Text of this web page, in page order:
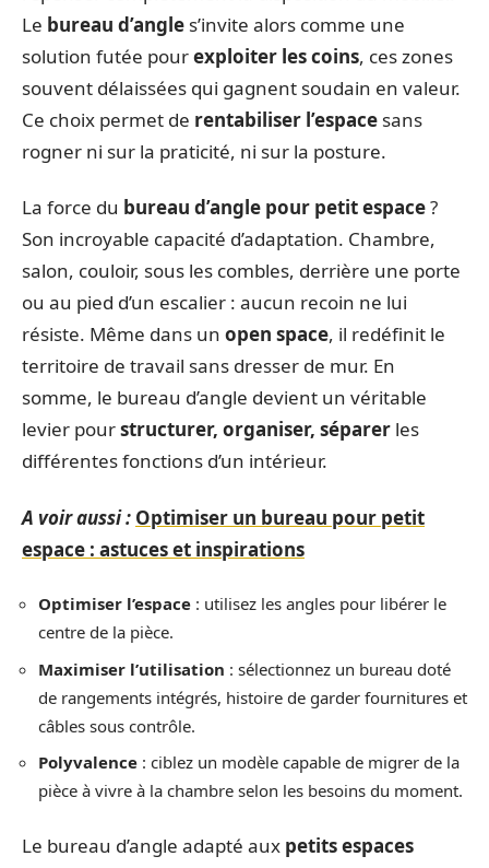
Le bureau d’angle s’invite alors comme une
solution futée pourexploiter les coins, ces zones
souvent délaissées qui gagnent soudain en valeur.
Ce choix permet de rentabiliser l’espace sans
rogner ni sur la praticité, ni sur la posture.
La force du bureau d’angle pour petit espace?
Son incroyable capacité d’adaptation. Chambre,
salon, couloir, sous les combles, derrière une porte
ou au pied d’un escalier : aucun recoin ne lui
résiste. Même dans un open space, il redéfinit le
territoire de travail sans dresser de mur. En
somme, le bureau d’angle devient un véritable
levier pourstructurer, organiser, séparer les
différentes fonctions d’un intérieur.
A voir aussi : Optimiser un bureau pour petit
espace : astuces et inspirations
Optimiser l’espace : utilisez les angles pour libérer le
centre de la pièce.
Maximiser l’utilisation : sélectionnez un bureau doté
de rangements intégrés, histoire de garder fournitures et
câbles sous contrôle.
Polyvalence : ciblez un modèle capable de migrer de la
pièce à vivre à la chambre selon les besoins du moment.
Le bureau d’angle adapté aux petits espaces